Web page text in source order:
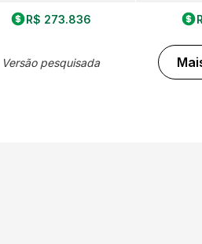
R$ 273.836
Versão pesquisada